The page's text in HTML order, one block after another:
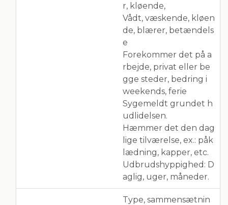
r, kløende,
Vådt, væskende, kløen
de, blærer, betændels
e
Forekommer det på a
rbejde, privat eller be
gge steder, bedring i
weekends, ferie
Sygemeldt grundet h
udlidelsen.
Hæmmer det den dag
lige tilværelse, ex.: påk
lædning, kapper, etc.
Udbrudshyppighed: D
aglig, uger, måneder.
Type, sammensætnin